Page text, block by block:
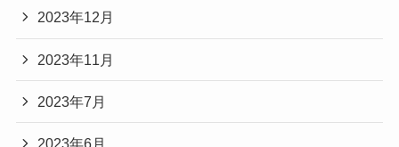
2023年12月
2023年11月
2023年7月
2023年6月